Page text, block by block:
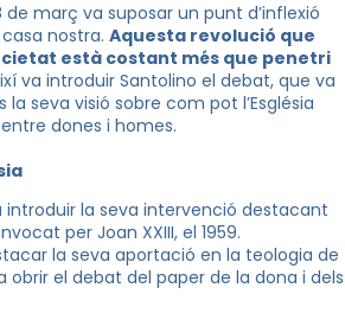
de març va suposar un punt d’inflexió
nostra. Aquesta revolució que
està costant més que penetri
va introduir Santolino el debat, que va
seva visió sobre com pot l’Església
dones i homes.
introduir la seva intervenció destacant
per Joan XXIII, el 1959.
la seva aportació en la teologia de
obrir el debat del paper de la dona i dels